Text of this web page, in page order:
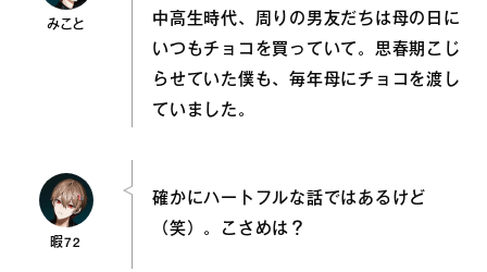
みこと
中高生時代、周りの男友だちは母の日に
いつもチョコを買っていて。思春期こじ
らせていた僕も、毎年母にチョコを渡し
ていました。
暇72
確かにハートフルな話ではあるけど
（笑）。こさめは？